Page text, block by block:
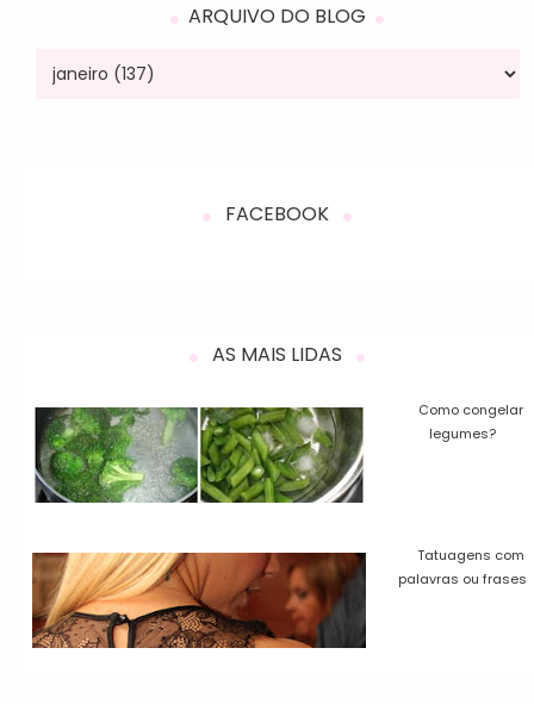
ARQUIVO DO BLOG
FACEBOOK
AS MAIS LIDAS
Como congelar
legumes?
Tatuagens com
palavras ou frases